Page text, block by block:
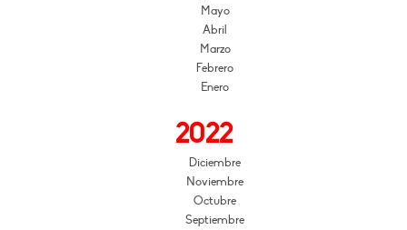
Mayo
Abril
Marzo
Febrero
Enero
2022
Diciembre
Noviembre
Octubre
Septiembre